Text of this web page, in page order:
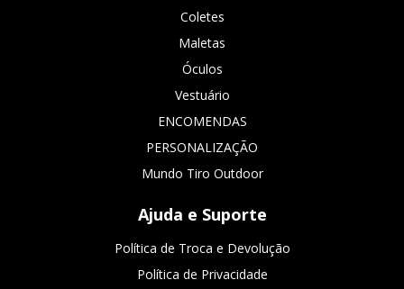
Coletes
Maletas
Óculos
Vestuário
ENCOMENDAS
PERSONALIZAÇÃO
Mundo Tiro Outdoor
Ajuda e Suporte
Política de Troca e Devolução
Política de Privacidade